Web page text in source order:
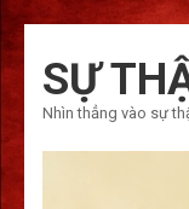
qua
tới
nội
SỰ
Nhìn thẳng vào sự